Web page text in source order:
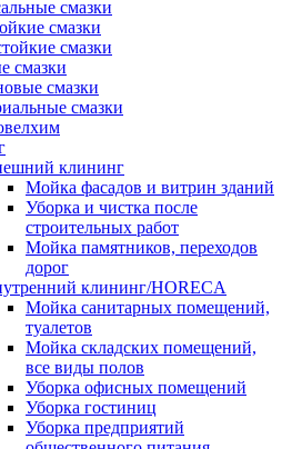
смазки
смазки
смазки
смазки
смазки
смазки
клининг
Мойка фасадов и витрин зданий
Уборка и чистка после
строительных работ
Мойка памятников, переходов
дорог
клининг/HORECA
Мойка санитарных помещений,
туалетов
Мойка складских помещений,
все виды полов
Уборка офисных помещений
Уборка гостиниц
Уборка предприятий